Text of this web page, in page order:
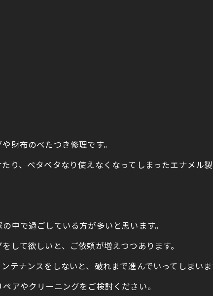
財布のべたつき修理です。
り、ベタベタなり使えなくなってしまったエナメル
中で過ごしている方が多いと思います。
して欲しいと、ご依頼が増えつつあります。
テナンスをしないと、破れまで進んでいってしまい
アやクリーニングをご検討ください。